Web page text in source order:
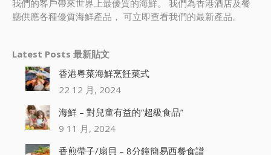
我們的客戶帶來世界上最優質的海鮮。 我們為香港酒店及餐
廳供應各種優質海鮮產品， 可立即查看我們的最新產品。
Latest Posts 最新貼文
香港粵菜海鮮烹飪菜式
22 12 月, 2024
海鮮 – 對兒童有益的“超級食品”
9 11 月, 2024
香煎帶子/扇貝 – 8分鐘簡易西餐食譜